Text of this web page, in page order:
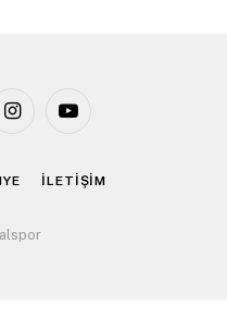
InstagramYouTube
İLETİŞİM